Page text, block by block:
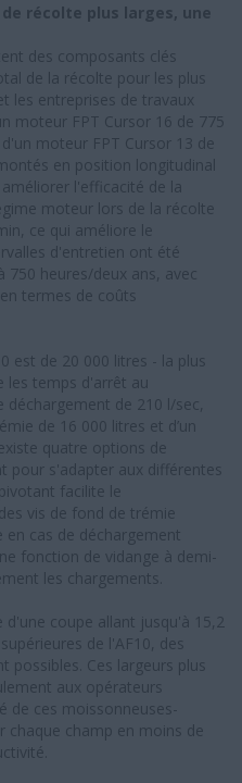
récolte plus larges, une
des composants clés
de la récolte pour les plus
les entreprises de travaux
moteur FPT Cursor 16 de 775
moteur FPT Cursor 13 de
en position longitudinal
l'efficacité de la
moteur lors de la récolte
ce qui améliore le
d'entretien ont été
750 heures/deux ans, avec
termes de coûts
est de 20 000 litres - la plus
les temps d'arrêt au
déchargement de 210 l/sec,
de 16 000 litres et d’un
quatre options de
pour s'adapter aux différentes
facilite le
vis de fond de trémie
en cas de déchargement
fonction de vidange à demi-
les chargements.
d'une coupe allant jusqu'à 15,2
de l'AF10, des
possibles. Ces largeurs plus
aux opérateurs
de ces moissonneuses-
chaque champ en moins de